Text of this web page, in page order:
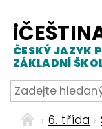
ČESKÝ JAZYK
ZÁKLADNÍ
6. třída